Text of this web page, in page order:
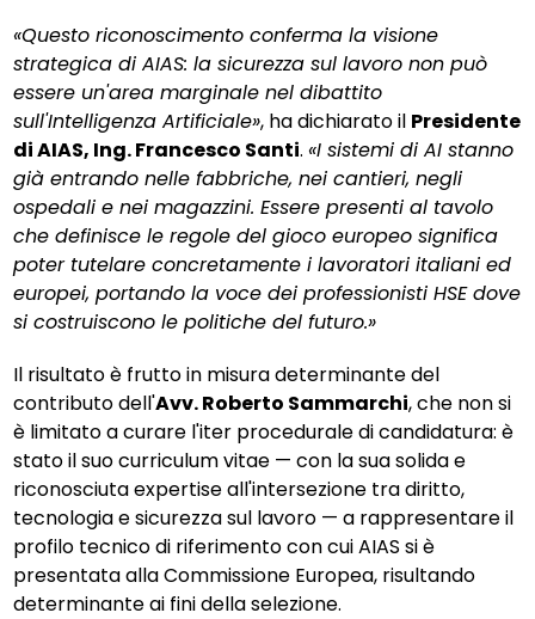
«Questo riconoscimento conferma la visione
strategica di AIAS: la sicurezza sul lavoro non può
essere un'area marginale nel dibattito
sull'Intelligenza Artificiale», ha dichiarato il Presidente
di AIAS, Ing. Francesco Santi.«I sistemi di AI stanno
già entrando nelle fabbriche, nei cantieri, negli
ospedali e nei magazzini. Essere presenti al tavolo
che definisce le regole del gioco europeo significa
poter tutelare concretamente i lavoratori italiani ed
europei, portando la voce dei professionisti HSE dove
si costruiscono le politiche del futuro.»
Il risultato è frutto in misura determinante del
contributo dell'Avv. Roberto Sammarchi, che non si
è limitato a curare l'iter procedurale di candidatura: è
stato il suo curriculum vitae — con la sua solida e
riconosciuta expertise all'intersezione tra diritto,
tecnologia e sicurezza sul lavoro — a rappresentare il
profilo tecnico di riferimento con cui AIAS si è
presentata alla Commissione Europea, risultando
determinante ai fini della selezione.